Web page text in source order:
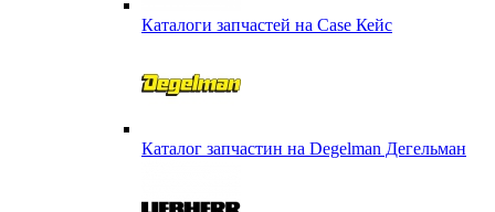
Каталоги запчастей на Case Кейс
Каталог запчастин на Degelman Дегельман